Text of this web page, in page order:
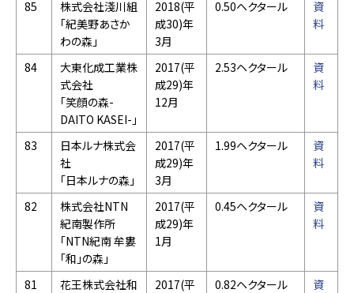
85
株式会社淺川組
「紀美野あさか
わの森」
2018(平
成30)年
3月
0.50ヘクタール
資
料
84
大東化成工業株
式会社
「笑顔の森-
DAITO KASEI-」
2017(平
成29)年
12月
2.53ヘクタール
資
料
83
日本ルナ株式会
社
「日本ルナの森」
2017(平
成29)年
3月
1.99ヘクタール
資
料
82
株式会社NTN
紀南製作所
「NTN紀南 牟婁
「和」の森」
2017(平
成29)年
1月
0.45ヘクタール
資
料
81
花王株式会社和
2017(平
0.82ヘクタール
資